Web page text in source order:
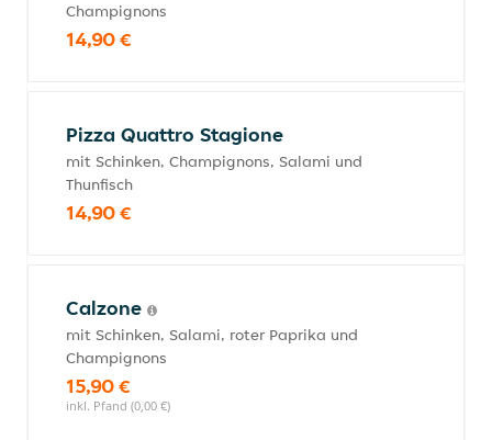
Champignons
14,90 €
Pizza Quattro Stagione
mit Schinken, Champignons, Salami und
Thunfisch
14,90 €
Calzone
mit Schinken, Salami, roter Paprika und
Champignons
15,90 €
inkl. Pfand (0,00 €)